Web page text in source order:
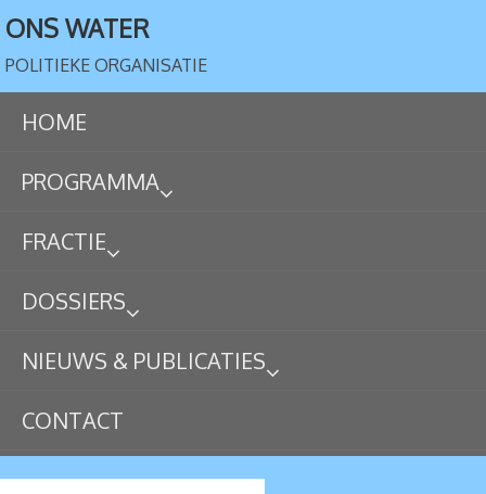
ONS WATER
POLITIEKE ORGANISATIE
HOME
PROGRAMMA
FRACTIE
DOSSIERS
NIEUWS & PUBLICATIES
CONTACT